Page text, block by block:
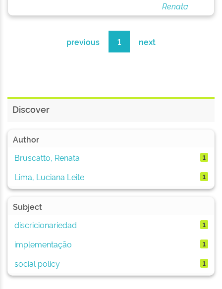
Renata
previous 1 next
Discover
Author
Bruscatto, Renata
1
Lima, Luciana Leite 1
Subject
discricionariedad
1
implementação 1
social policy 1